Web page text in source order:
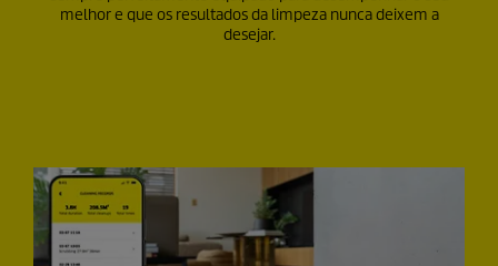
melhor e que os resultados da limpeza nunca deixem a
desejar.